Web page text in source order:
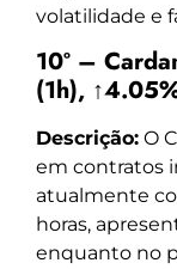
volatilidade e
10º –
(1h),
Descrição: O
em contratos
atualmente
horas,
enquanto no